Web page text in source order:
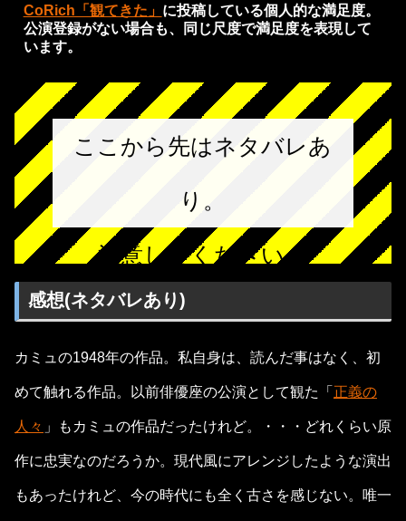
CoRich「観てきた」 に投稿している個人的な満足度。
公演登録がない場合も、同じ尺度で満足度を表現して
います。
ここから先はネタバレあ
り。
注意してください。
感想(ネタバレあり)
カミュの1948年の作品。私自身は、読んだ事はなく、初
めて触れる作品。以前俳優座の公演として観た「 正義の
人々 」もカミュの作品だったけれど。・・・どれくらい原
作に忠実なのだろうか。現代風にアレンジしたような演出
もあったけれど、今の時代にも全く古さを感じない。唯一